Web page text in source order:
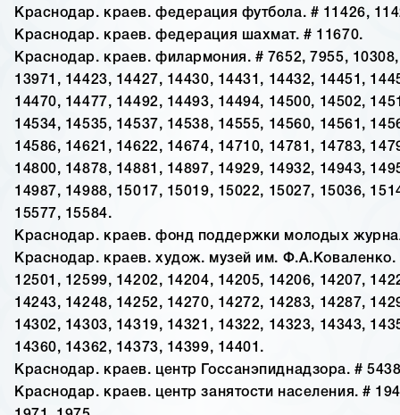
Краснодар. краев. федерация футбола. # 11426,
Краснодар. краев. федерация шахмат. # 11670.
Краснодар. краев. филармония. # 7652, 7955,
13971, 14423, 14427, 14430, 14431, 14432, 14451,
14470, 14477, 14492, 14493, 14494, 14500, 14502,
14534, 14535, 14537, 14538, 14555, 14560, 14561,
14586, 14621, 14622, 14674, 14710, 14781, 14783,
14800, 14878, 14881, 14897, 14929, 14932, 14943,
14987, 14988, 15017, 15019, 15022, 15027, 15036,
15577, 15584.
Краснодар. краев. фонд поддержки молодых
Краснодар. краев. худож. музей им. Ф.А.Коваленко.
12501, 12599, 14202, 14204, 14205, 14206, 14207,
14243, 14248, 14252, 14270, 14272, 14283, 14287,
14302, 14303, 14319, 14321, 14322, 14323, 14343,
14360, 14362, 14373, 14399, 14401.
Краснодар. краев. центр Госсанэпиднадзора. #
Краснодар. краев. центр занятости населения. #